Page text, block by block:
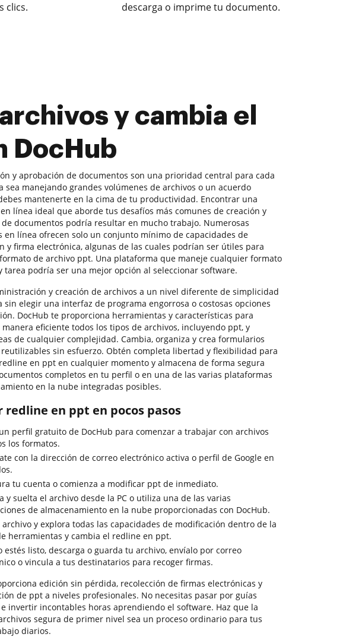
clics.
descarga o imprime tu documento.
y cambia el
DocHub
y aprobación de documentos son una prioridad central para cada
sea manejando grandes volúmenes de archivos o un acuerdo
mantenerte en la cima de tu productividad. Encontrar una
línea ideal que aborde tus desafíos más comunes de creación y
documentos podría resultar en mucho trabajo. Numerosas
en línea ofrecen solo un conjunto mínimo de capacidades de
y firma electrónica, algunas de las cuales podrían ser útiles para
de archivo ppt. Una plataforma que maneje cualquier formato
tarea podría ser una mejor opción al seleccionar software.
y creación de archivos a un nivel diferente de simplicidad
sin elegir una interfaz de programa engorrosa o costosas opciones
DocHub te proporciona herramientas y características para
eficiente todos los tipos de archivos, incluyendo ppt, y
de cualquier complejidad. Cambia, organiza y crea formularios
sin esfuerzo. Obtén completa libertad y flexibilidad para
en ppt en cualquier momento y almacena de forma segura
completos en tu perfil o en una de las varias plataformas
en la nube integradas posibles.
redline en ppt en pocos pasos
perfil gratuito de DocHub para comenzar a trabajar con archivos
los formatos.
con la dirección de correo electrónico activa o perfil de Google en
tu cuenta o comienza a modificar ppt de inmediato.
y suelta el archivo desde la PC o utiliza una de las varias
de almacenamiento en la nube proporcionadas con DocHub.
y explora todas las capacidades de modificación dentro de la
herramientas y cambia el redline en ppt.
estés listo, descarga o guarda tu archivo, envíalo por correo
o vincula a tus destinatarios para recoger firmas.
edición sin pérdida, recolección de firmas electrónicas y
de ppt a niveles profesionales. No necesitas pasar por guías
invertir incontables horas aprendiendo el software. Haz que la
segura de primer nivel sea un proceso ordinario para tus
diarios.